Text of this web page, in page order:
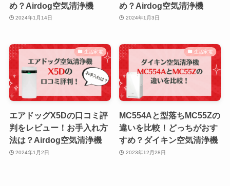
め？Airdog空気清浄機
2024年1月14日
め？Airdog空気清浄機
2024年1月3日
生活家電
エアドッグX5Dの口コミ評
判をレビュー！お手入れ方
法は？Airdog空気清浄機
2024年1月2日
生活家電
MC554Aと型落ちMC55Zの
違いを比較！どっちがおす
すめ？ダイキン空気清浄機
2023年12月28日